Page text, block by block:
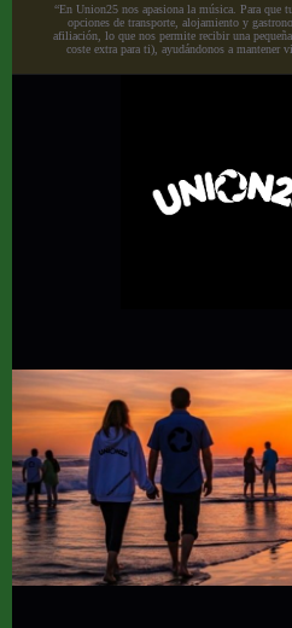
“En Union25 nos apasiona la música. Para que
opciones de transporte, alojamiento y
afiliación, lo que nos permite recibir una
coste extra para ti), ayudándonos a mantener